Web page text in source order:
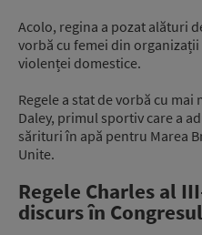
Acolo, regina a pozat alături
vorbă cu femei din
violenței domestice.
Regele a stat de vorbă cu
Daley, primul sportiv care a
sărituri în apă pentru Marea
Unite.
Regele Charles al
discurs în